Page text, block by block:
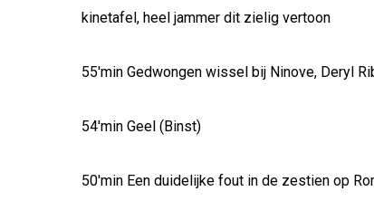
kinetafel, heel jammer dit zielig vertoon
55'min Gedwongen wissel bij Ninove, Deryl
54'min Geel (Binst)
50'min Een duidelijke fout in de zestien op